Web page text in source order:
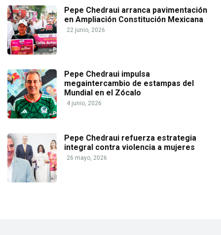
Pepe Chedraui arranca pavimentación
en Ampliación Constitución Mexicana
22 junio, 2026
Pepe Chedraui impulsa
megaintercambio de estampas del
Mundial en el Zócalo
4 junio, 2026
Pepe Chedraui refuerza estrategia
integral contra violencia a mujeres
26 mayo, 2026